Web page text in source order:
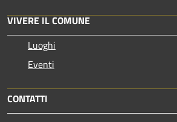
VIVERE IL COMUNE
Luoghi
Eventi
CONTATTI